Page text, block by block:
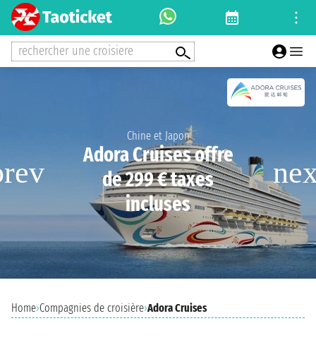
rechercher une croisiere
Chine et Japon
Adora Cruises offre
de 299 € taxes
incluses
Home›Compagnies de croisière›Adora Cruises